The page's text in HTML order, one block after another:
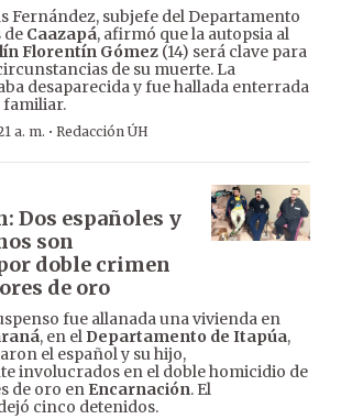
Fernández, subjefe del Departamento
de Caazapá, afirmó que la autopsia al
Florentín Gómez (14) será clave para
de su muerte. La
desaparecida y fue hallada enterrada
familiar.
a. m. · Redacción ÚH
Dos españoles y
son
doble crimen
de oro
fue allanada una vivienda en
, en el Departamento de Itapúa,
el español y su hijo,
involucrados en el doble homicidio de
de oro en Encarnación. El
cinco detenidos.